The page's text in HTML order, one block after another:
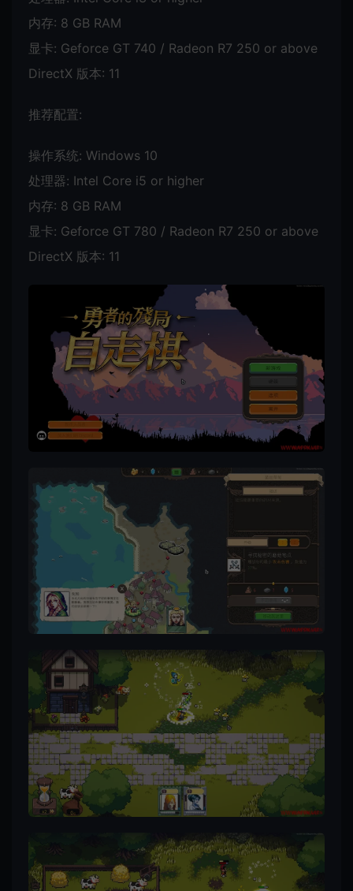
内存: 8 GB RAM
显卡: Geforce GT 740 / Radeon R7 250 or above
DirectX 版本: 11
推荐配置:
操作系统: Windows 10
处理器: Intel Core i5 or higher
内存: 8 GB RAM
显卡: Geforce GT 780 / Radeon R7 250 or above
DirectX 版本: 11